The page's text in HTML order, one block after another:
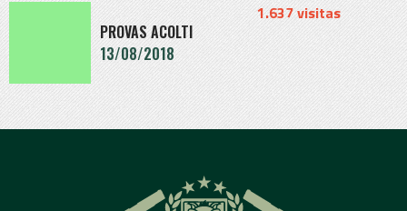
" alt="">
PROVAS ACOLTI
1.637 visitas
13/08/2018